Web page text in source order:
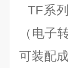
TF系列
（电子
可装配